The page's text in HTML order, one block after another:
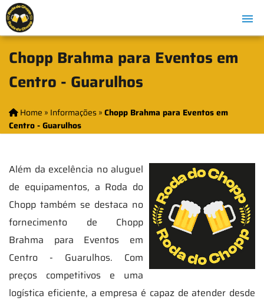
Chopp Brahma para Eventos em
Centro - Guarulhos
Home » Informações»Chopp Brahma para Eventos em
Centro - Guarulhos
Além da excelência no aluguel
de equipamentos, a Roda do
Chopp também se destaca no
fornecimento de Chopp
Brahma para Eventos em
Centro - Guarulhos. Com
preços competitivos e uma
logística eficiente, a empresa é capaz de atender desde